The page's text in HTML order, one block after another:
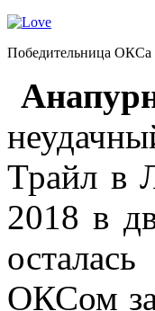
Победительница ОКСа
Трайл в
2018 в
ОКСом